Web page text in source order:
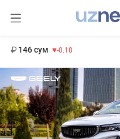
146 сум -0.18